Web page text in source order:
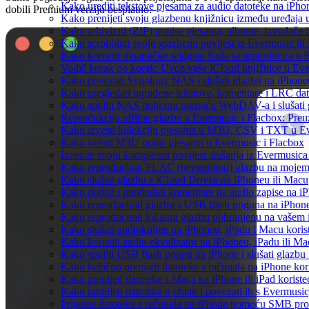
Kako urediti tekstove pjesama za audio datoteke na
Kako prenijeti svoju glazbenu knjižnicu između uređaja
Kako arhivirati (ZIP) popise pjesama, albume,
Kako scrobblati svoju glazbenu povijest iz Evermusic ili
Kako koristiti dinamičke widgete Sada se reproducira u
Vodič korak po korak: Uvoz vaše iCloud knjižnice u
Kako povezati Synology NAS i slušati glazbu na
Kako pregledati ugrađene tekstove, komentare i LRC
Kako spojiti NAS pohranu pomoću WebDAV-a i slušati
Reprodukcija offline glazbe u Evermusic i Flacbox:
Kako izvesti kolekciju pjesama u M3U, CSV i TXT u
Kako uvesti M3U popis pjesama u Evermusic i Flacbox
Izvezite svoju kompletnu povijest slušanja iz
Kako reproducirati FLAC (bezgubitnu) glazbu na
Kako slušati glazbu s iCloud Drivea na iPhoneu ili Macu
Kako dodati i pregledati komentare na audio zapise na
Kako reproducirati glazbu s USB flash pogona na
Kako reproducirati lokalnu glazbu pohranjenu na
Kako slušati audioknjige na iPhoneu, iPadu i Macu
Kako koristiti audio ekvalizator na iPhoneu, iPadu ili
Kako spojiti USB flash pogon na iPhone i slušati
Kako bežično prenijeti datoteke s računala na iPhone
Kako prenijeti datoteke s Maca na iPhone ili iPad
Kako prenijeti datoteke u oblak i povezati ih s
Prijenos datoteka s računala na iPhone pomoću SMB
dobili Premium verziju besplatno.